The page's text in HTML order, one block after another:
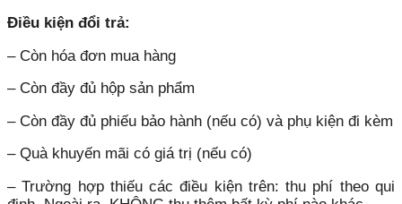
Điều kiện đổi trả:
– Còn hóa đơn mua hàng
– Còn đầy đủ hộp sản phẩm
– Còn đầy đủ phiếu bảo hành (nếu có) và phụ kiện đi kèm
– Quà khuyến mãi có giá trị (nếu có)
– Trường hợp thiếu các điều kiện trên: thu phí theo qui